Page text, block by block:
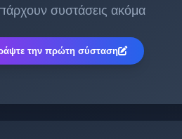
συστάσεις ακόμα
την πρώτη σύσταση